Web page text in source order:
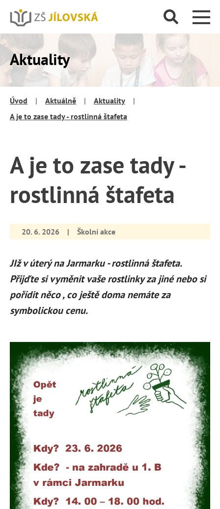
Aktuality
Úvod | Aktuálně | Aktuality
|
A je to zase tady - rostlinná štafeta
A je to zase tady -
rostlinná štafeta
20. 6. 2026 | Školní akce
JIž v úterý na Jarmarku - rostlinná štafeta.
Přijďte si vyměnit vaše rostlinky za jiné nebo si
pořídit něco , co ještě doma nemáte za
symbolickou cenu.